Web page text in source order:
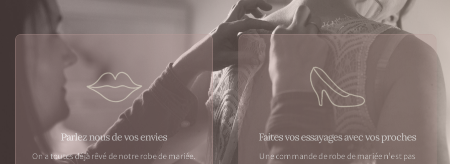
Parlez nous de vos envies
On a toutes déjà rêvé de notre robe de mariée.
Faites vos essayages avec vos proches
Une commande de robe de mariée n’est pas